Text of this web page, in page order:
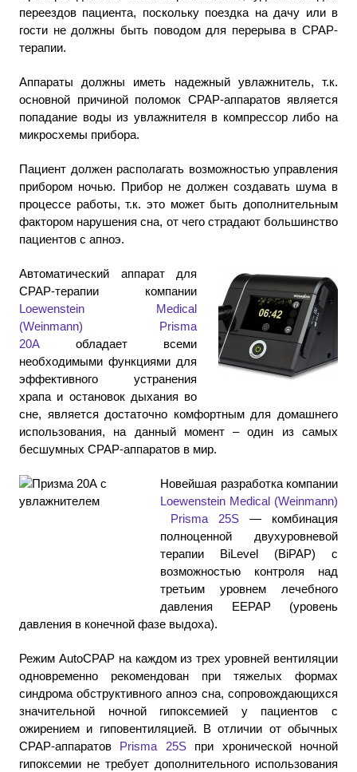
переездов пациента, поскольку поездка на дачу или в
гости не должны быть поводом для перерыва в CPAP-
терапии.
Аппараты должны иметь надежный увлажнитель, т.к.
основной причиной поломок CPAP-аппаратов является
попадание воды из увлажнителя в компрессор либо на
микросхемы прибора.
Пациент должен располагать возможностью управления
прибором ночью. Прибор не должен создавать шума в
процессе работы, т.к. это может быть дополнительным
фактором нарушения сна, от чего страдают большинство
пациентов с апноэ.
Автоматический аппарат для
СРАР-терапии компании
Loewenstein Medical
(Weinmann)
Prisma
20A обладает всеми
необходимыми функциями для
эффективного устранения
храпа и остановок дыхания во
сне, является достаточно комфортным для домашнего
использования, на данный момент – один из самых
бесшумных СРАР-аппаратов в мир.
Новейшая разработка компании
Loewenstein Medical (Weinmann)
Prisma 25S — комбинация
полноценной двухуровневой
терапии BiLevel (BiPAP) с
возможностью контроля над
третьим уровнем лечебного
давления ЕЕРАР (уровень
давления в конечной фазе выдоха).
Режим AutoCPAP на каждом из трех уровней вентиляции
одновременно рекомендован при тяжелых формах
синдрома обструктивного апноэ сна, сопровождающихся
значительной ночной гипоксемией у пациентов с
ожирением и гиповентиляцией. В отличии от обычных
СРАР-аппаратов Prisma 25Sпри хронической ночной
гипоксемии не требует дополнительного использования